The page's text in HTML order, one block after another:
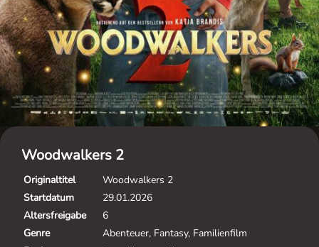
Woodwalkers 2
Originaltitel
Woodwalkers 2
Startdatum
29.01.2026
Altersfreigabe
6
Genre
Abenteuer, Fantasy, Familienfilm